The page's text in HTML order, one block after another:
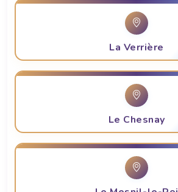
La Verrière
Le Chesnay